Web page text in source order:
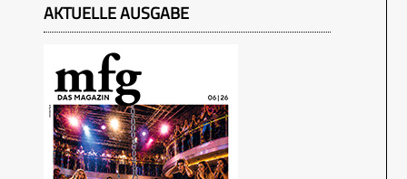
AKTUELLE AUSGABE